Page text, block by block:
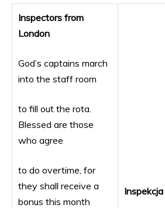
Inspectors from
London
God’s captains march
into the staff room
to fill out the rota.
Blessed are those
who agree
to do overtime, for
they shall receive a
bonus this month